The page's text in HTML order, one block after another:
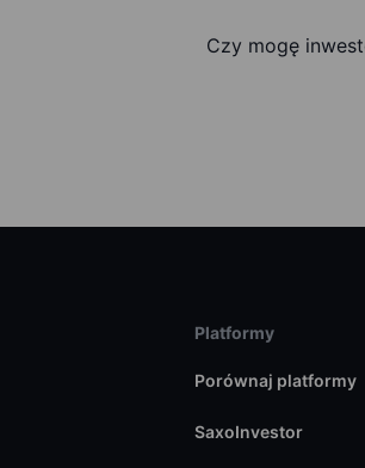
Czy mogę
Platformy
Porównaj platformy
SaxoInvestor